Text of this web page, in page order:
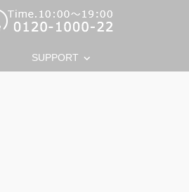
SUPPORT keyboard_arrow_down